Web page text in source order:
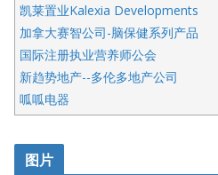
凯莱置业Kalexia Developments
加拿大赛智公司-脑保健系列产品
国际注册执业营养师公会
新趋势地产--多伦多地产公司
呱呱电器
开明车行KS CAR SALES & SERVICE
皇后金融集团
铁木尔商业注册服务
图片